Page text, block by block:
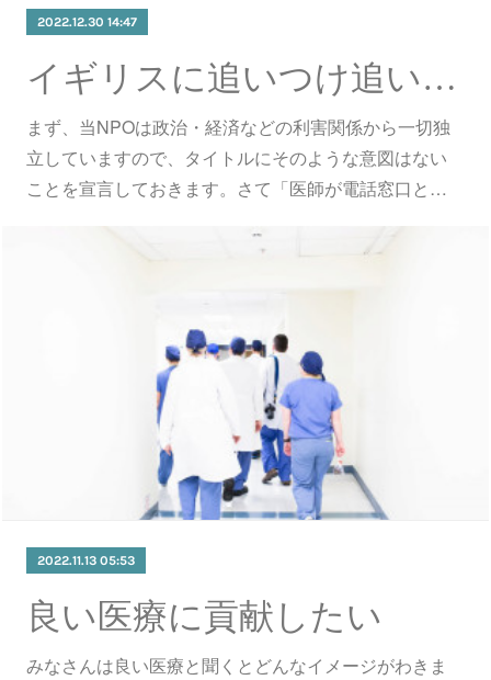
2022.12.30 14:47
イギリスに追いつけ追い越せ
まず、当NPOは政治・経済などの利害関係から一切独
立していますので、タイトルにそのような意図はない
ことを宣言しておきます。さて「医師が電話窓口と…
2022.11.13 05:53
良い医療に貢献したい
みなさんは良い医療と聞くとどんなイメージがわきま